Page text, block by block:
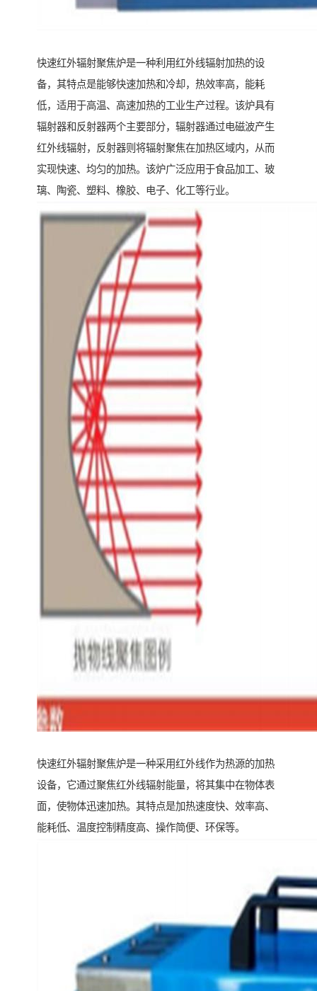
快速红外辐射聚焦炉是一种利用红外线辐射加热的设
备，其特点是能够快速加热和冷却，热效率高，能耗
低，适用于高温、高速加热的工业生产过程。该炉具有
辐射器和反射器两个主要部分，辐射器通过电磁波产生
红外线辐射，反射器则将辐射聚焦在加热区域内，从而
实现快速、均匀的加热。该炉广泛应用于食品加工、玻
璃、陶瓷、塑料、橡胶、电子、化工等行业。
快速红外辐射聚焦炉是一种采用红外线作为热源的加热
设备，它通过聚焦红外线辐射能量，将其集中在物体表
面，使物体迅速加热。其特点是加热速度快、效率高、
能耗低、温度控制精度高、操作简便、环保等。